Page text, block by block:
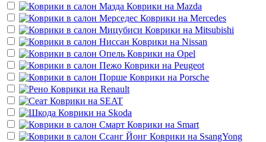
Коврики на Mazda
Коврики на Mercedes
Коврики на Mitsubishi
Коврики на Nissan
Коврики на Opel
Коврики на Peugeot
Коврики на Porsche
Коврики на Renault
Коврики на SEAT
Коврики на Skoda
Коврики на Smart
Коврики на SsangYong